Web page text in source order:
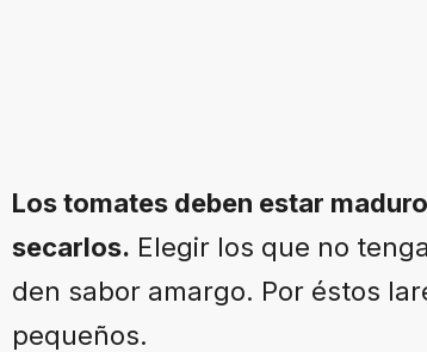
Los tomates deben estar
secarlos. Elegir los que no
den sabor amargo. Por éstos
pequeños.